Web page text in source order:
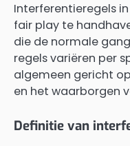
Interferentieregels
fair play te
die de normale
regels variëren per
algemeen gericht
en het waarborgen
Definitie van